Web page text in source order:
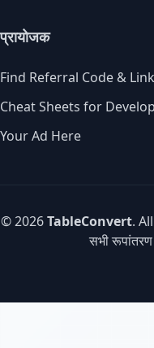
प्रायोजक
Find Referral Code & Link
Cheat Sheets for
Your Ad Here
© 2026TableConvert.
सभी